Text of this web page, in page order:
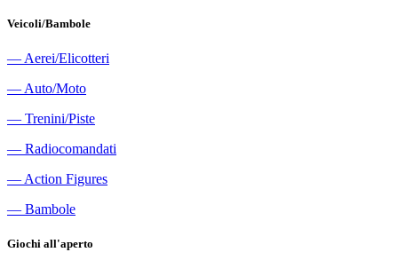
Veicoli/Bambole
― Aerei/Elicotteri
― Auto/Moto
― Trenini/Piste
― Radiocomandati
― Action Figures
― Bambole
Giochi all'aperto